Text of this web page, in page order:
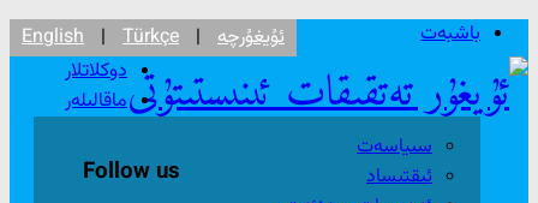
ئۇيغۇرچە |
English | Türkçe
Follow us
باشبەت
دوكلاتلار
ماقالىلەر
سىياسەت
ئىقتىساد